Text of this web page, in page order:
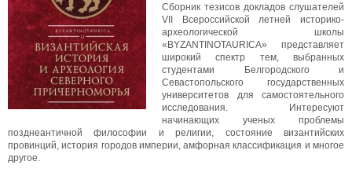
Сборник тезисов докладов слушателей
VII Всероссийской летней историко-
археологической школы
«BYZANTINOTAURICA» представляет
широкий спектр тем, выбранных
студентами Белгородского и
Севастопольского государственных
университетов для самостоятельного
исследования. Интересуют
начинающих ученых проблемы
позднеантичной философии и религии, состояние византийских
провинций, история городов империи, амфорная классификация и многое
другое.